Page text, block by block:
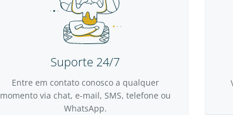
Suporte 24/7
Entre em contato conosco a qualquer
momento via chat, e-mail, SMS, telefone ou
WhatsApp.